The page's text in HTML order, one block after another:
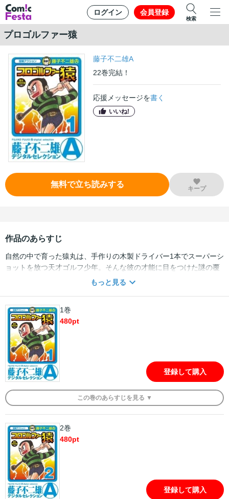
ログイン 会員登録
検索
プロゴルファー猿
藤子不二雄A
22巻完結！
応援メッセージを書く
いいね!
無料で立ち読みする キープ
作品のあらすじ
自然の中で育った猿丸は、手作りの木製ドライバー1本でスーパーシ
ョットを放つ天才ゴルフ少年。そんな彼の才能に目をつけた謎の覆
面・ミスターXが、次々と刺客を送り込む…!!
もっと見る
1巻
480pt
登録して購入
この巻のあらすじを 見る ▼
2巻
480pt
登録して購入